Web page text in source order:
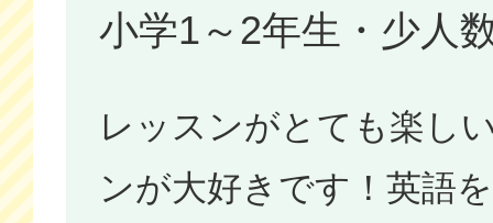
小学1～2年生・少人
レッスンがとても楽し
ンが大好きです！英語